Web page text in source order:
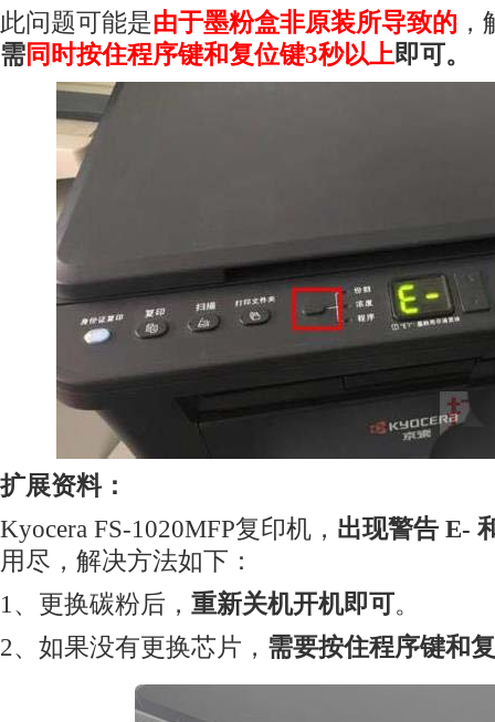
此问题可能是由于墨粉盒非原装所导致的
需同时按住程序键和复位键3秒以上即可。
扩展资料：
Kyocera FS-1020MFP复印机， 出现警告 E-
用尽，解决方法如下：
1、更换碳粉后， 重新关机开机即可。
2、如果没有更换芯片， 需要按住程序键和